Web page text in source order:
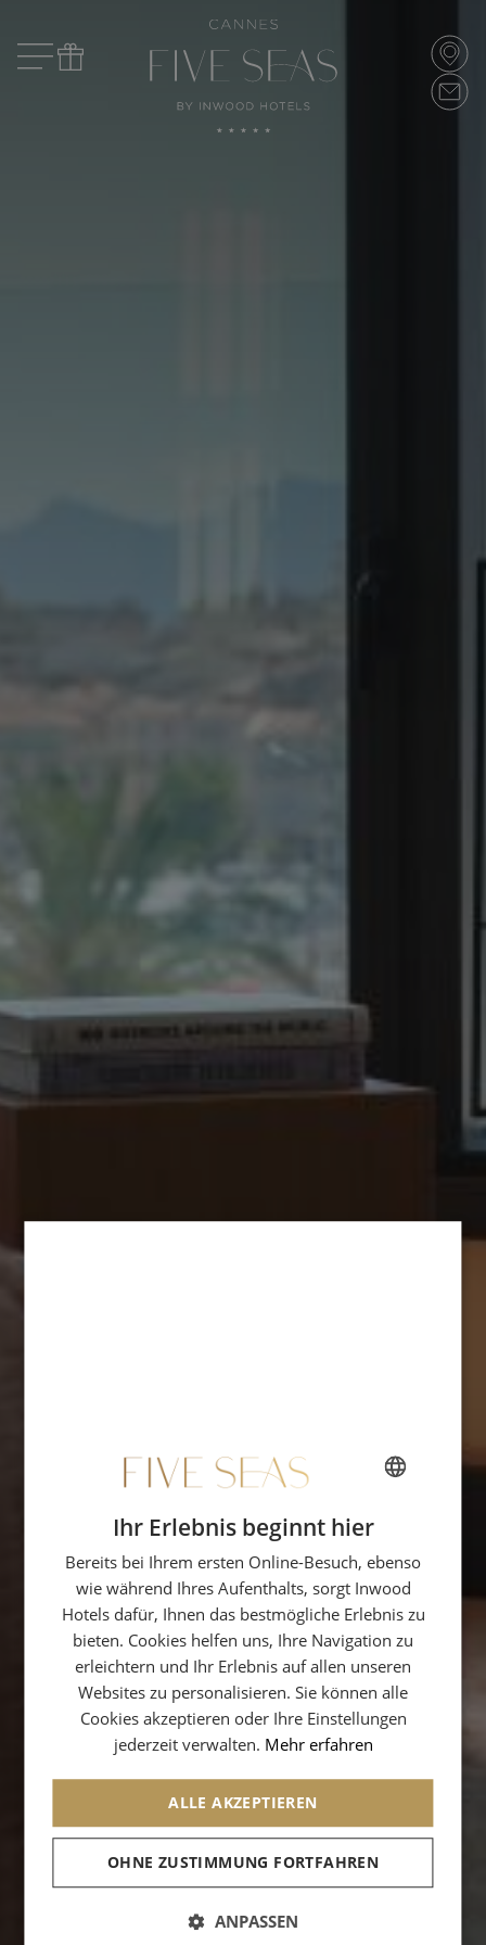
FRENCH
ENGLISH
SPANISH
GERMAN
ITALIAN
Ihr Erlebnis beginnt hier
Bereits bei Ihrem ersten Online-Besuch, ebenso
wie während Ihres Aufenthalts, sorgt Inwood
Hotels dafür, Ihnen das bestmögliche Erlebnis zu
bieten. Cookies helfen uns, Ihre Navigation zu
erleichtern und Ihr Erlebnis auf allen unseren
Websites zu personalisieren. Sie können alle
Cookies akzeptieren oder Ihre Einstellungen
jederzeit verwalten. Mehr erfahren
ALLE AKZEPTIEREN
OHNE ZUSTIMMUNG FORTFAHREN
ANPASSEN